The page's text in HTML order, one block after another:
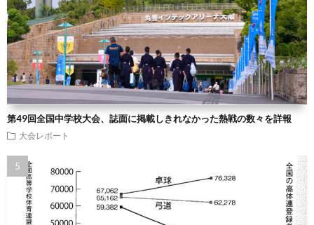
第49回全国中学校大会、誌面に掲載しきれなかった熱戦の数々を詳報
大会レポート